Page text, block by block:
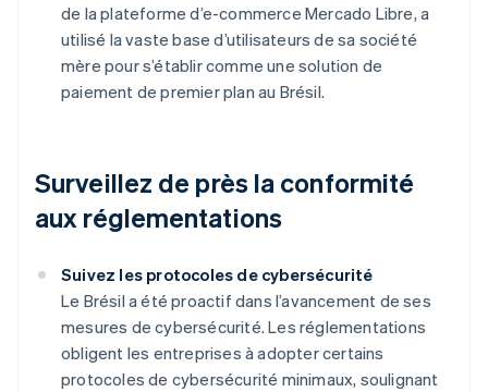
de la plateforme d’e-commerce Mercado Libre, a
utilisé la vaste base d’utilisateurs de sa société
mère pour s’établir comme une solution de
paiement de premier plan au Brésil.
Surveillez de près la conformité
aux réglementations
Suivez les protocoles de cybersécurité
Le Brésil a été proactif dans l’avancement de ses
mesures de cybersécurité. Les réglementations
obligent les entreprises à adopter certains
protocoles de cybersécurité minimaux, soulignant